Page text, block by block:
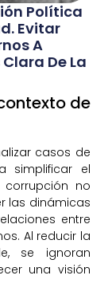
Política
Evitar
A
De La
de
casos de
simplificar el
corrupción no
las dinámicas
entre
Al reducir la
se ignoran
una visión